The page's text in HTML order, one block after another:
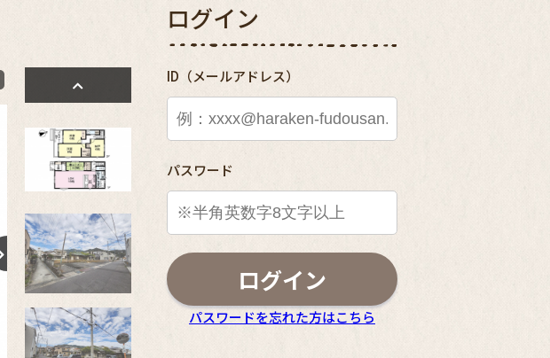
ログイン
ID（メールアドレス）
パスワード
ログイン
パスワードを忘れた方はこちら